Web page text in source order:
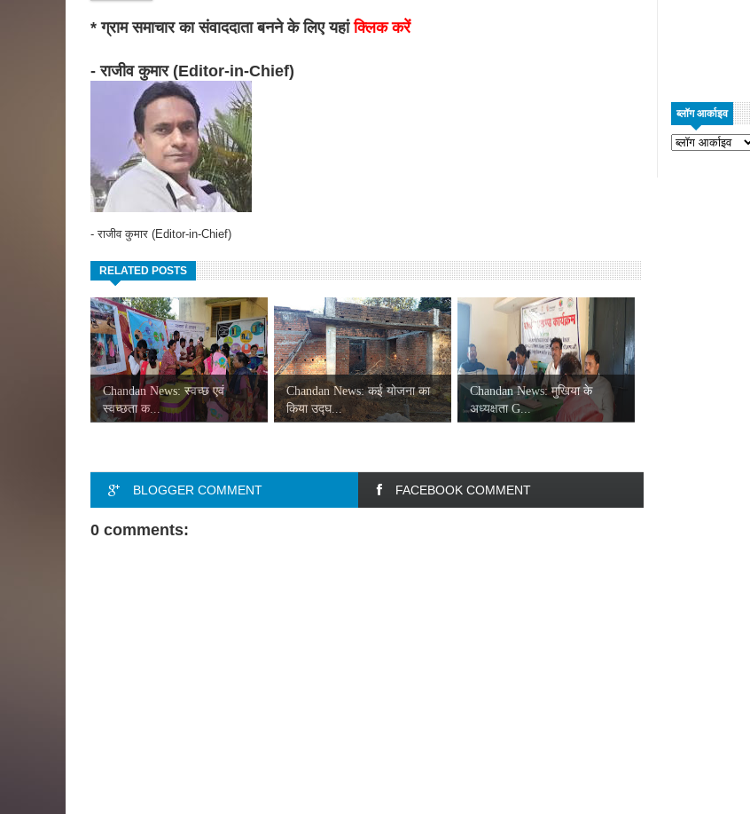
ब्लॉग आर्काइव
* ग्राम समाचार का संवाददाता बनने के लिए यहांक्लिक करें
- राजीव कुमार (Editor-in-Chief)
- राजीव कुमार (Editor-in-Chief)
RELATED POSTS
Chandan News: स्वच्छ एवं
स्वच्छता क...
Chandan News: कई योजना का
किया उद्घ...
Chandan News: मुखिया के
अध्यक्षता G...
BLOGGER COMMENT FACEBOOK COMMENT
0 comments: